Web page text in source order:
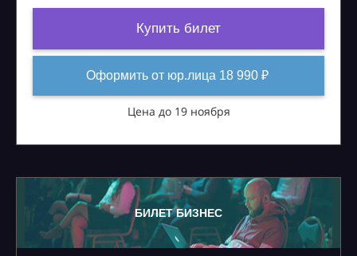
Купить билет
Оформить от юр.лица 18 990 ₽
Цена до 19 ноября
БИЛЕТ БИЗНЕС